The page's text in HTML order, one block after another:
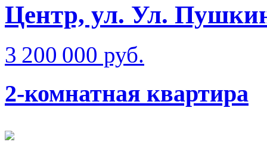
Центр, ул. Ул.
3 200 000 руб.
2-комнатная квартира